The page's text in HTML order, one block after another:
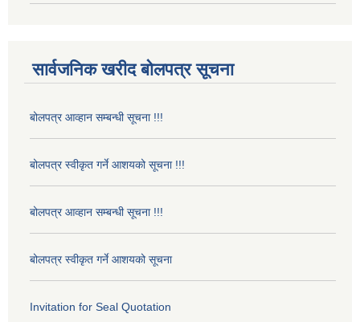
सार्वजनिक खरीद बोलपत्र सूचना
बोलपत्र आव्हान सम्बन्धी सूचना !!!
बोलपत्र स्वीकृत गर्ने आशयको सूचना !!!
बोलपत्र आव्हान सम्बन्धी सूचना !!!
बोलपत्र स्वीकृत गर्ने आशयको सूचना
Invitation for Seal Quotation